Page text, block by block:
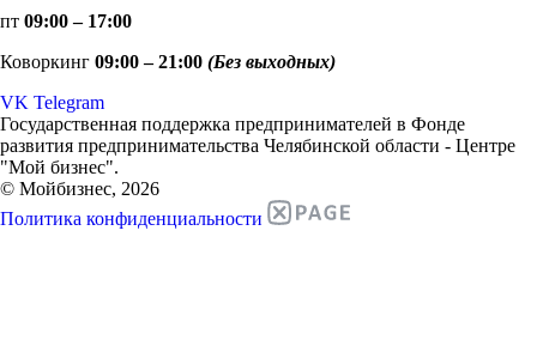
пт 09:00 – 17:00
Коворкинг 09:00 – 21:00 (Без выходных)
VK Telegram
Государственная поддержка предпринимателей в Фонде
развития предпринимательства Челябинской области - Центре
"Мой бизнес".
© Мойбизнес, 2026
Политика конфиденциальности